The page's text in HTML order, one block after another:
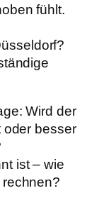
fühlt.
Wird der
oder besser
ist – wie
rechnen?